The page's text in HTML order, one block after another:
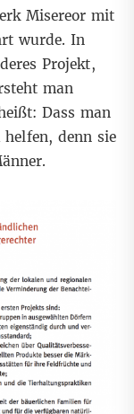
Misereor mit
wurde. In
Projekt,
man
Dass man
denn sie